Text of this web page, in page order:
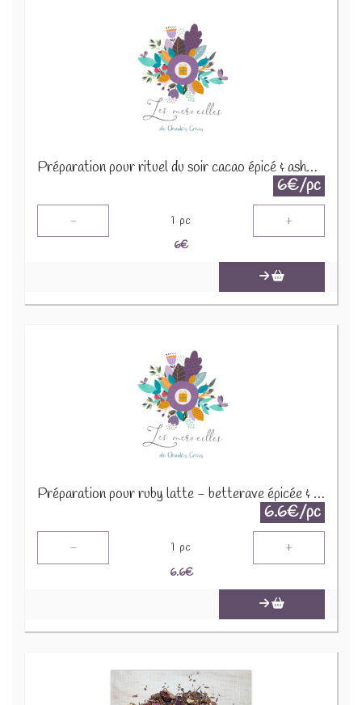
Préparation pour rituel du soir cacao épicé & ashwaganda 30g
6€/pc
- 1 pc +
6€
Préparation pour ruby latte - betterave épicée & vanille 30g
6.6€/pc
- 1 pc +
6.6€